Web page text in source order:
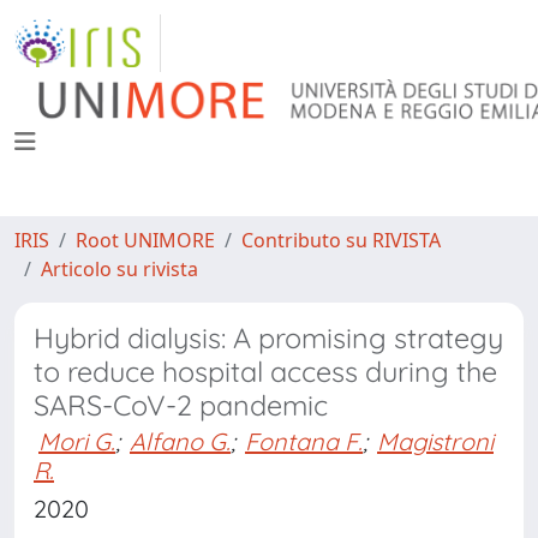
IRIS Root UNIMORE
Contributo su RIVISTA
Articolo su rivista
Hybrid dialysis: A promising strategy
to reduce hospital access during the
SARS-CoV-2 pandemic
Mori G.; Alfano G.; Fontana F.; Magistroni
R.
2020